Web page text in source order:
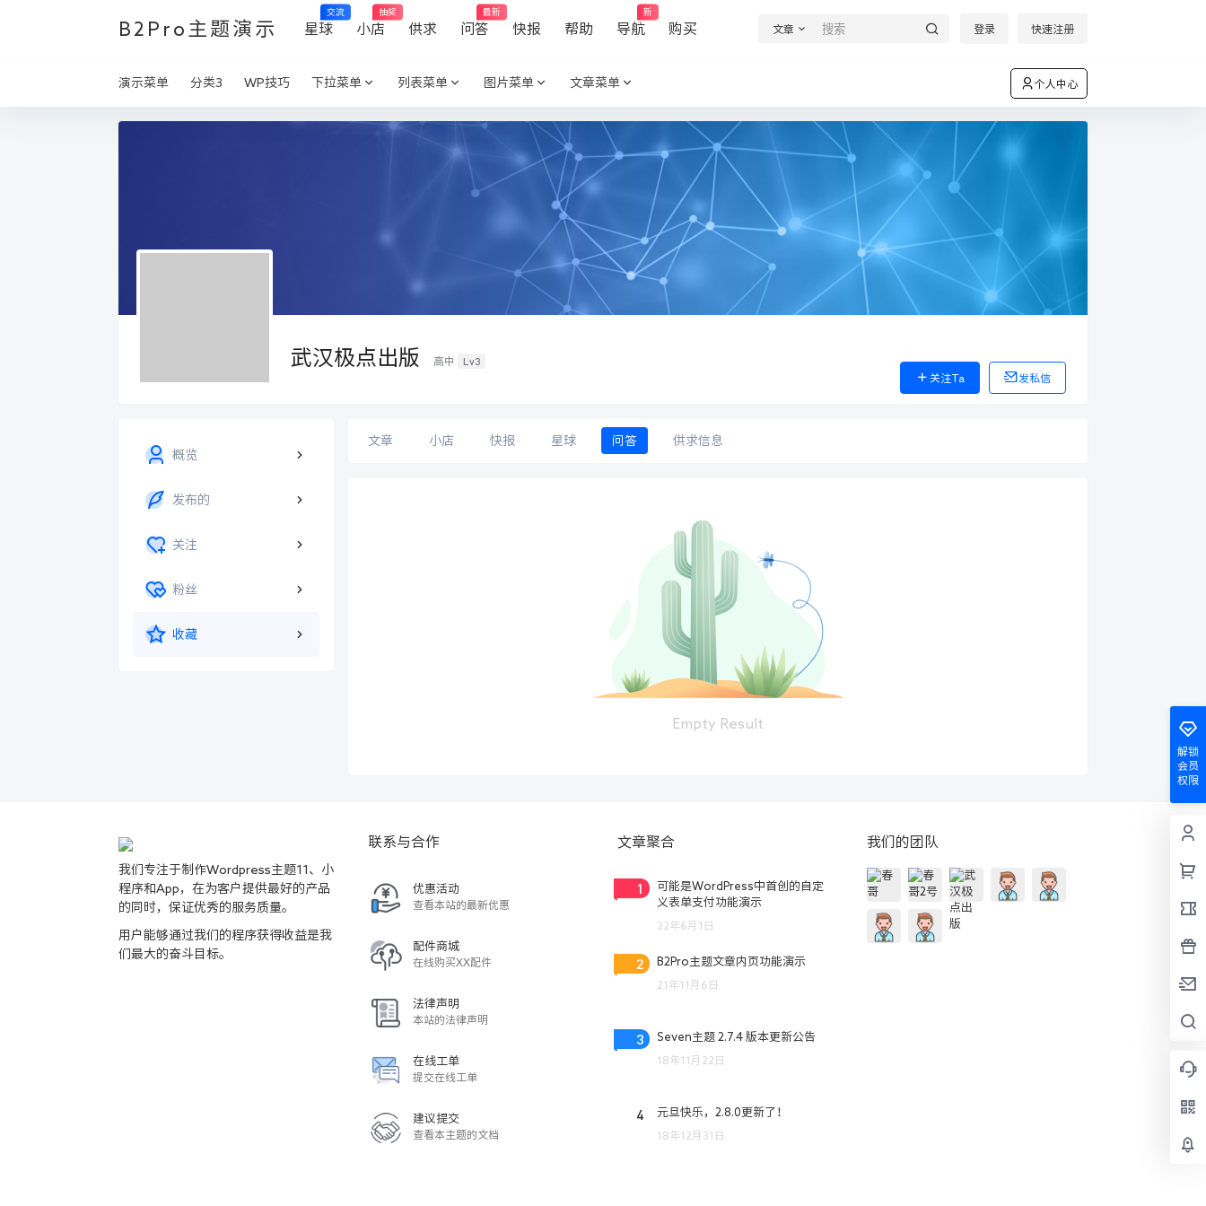
B2Pro主题演示 星球
交流
小店
抽奖
供求 问答
最新
快报 帮助 导航
新
购买 文章 登录 快速注册
演示菜单 分类3 WP技巧 下拉菜单 列表菜单 图片菜单 文章菜单 个人中心
武汉极点出版 高中 Lv3
关注Ta 发私信
概览
发布的
关注
粉丝
收藏
文章 小店 快报 星球 问答 供求信息
Empty Result
解锁
会员
权限
我们专注于制作Wordpress主题11、小
程序和App，在为客户提供最好的产品
的同时，保证优秀的服务质量。
用户能够通过我们的程序获得收益是我
们最大的奋斗目标。
联系与合作
优惠活动
查看本站的最新优惠
配件商城
在线购买XX配件
法律声明
本站的法律声明
在线工单
提交在线工单
建议提交
查看本主题的文档
文章聚合
1
可能是WordPress中首创的自定
义表单支付功能演示
22年6月1日
2 B2Pro主题文章内页功能演示
21年11月6日
3 Seven主题 2.7.4 版本更新公告
18年11月22日
4 元旦快乐，2.8.0更新了！
18年12月31日
我们的团队